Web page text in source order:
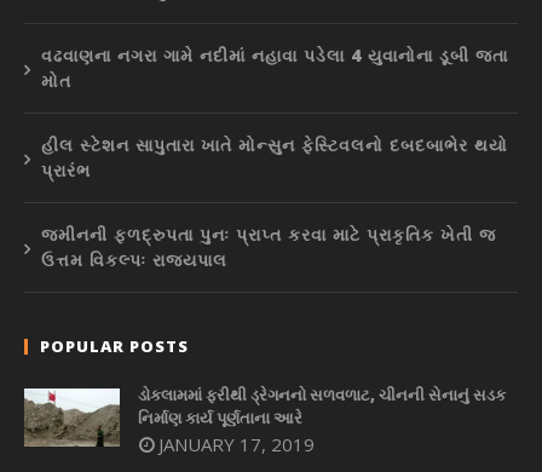
વઢવાણના નગરા ગામે નદીમાં નહાવા પડેલા 4 યુવાનોના ડૂબી જતા
મોત
હીલ સ્ટેશન સાપુતારા ખાતે મોન્સુન ફેસ્ટિવલનો દબદબાભેર થયો
પ્રારંભ
જમીનની ફળદ્રુપતા પુનઃ પ્રાપ્ત કરવા માટે પ્રાકૃતિક ખેતી જ
ઉત્તમ વિકલ્પઃ રાજ્યપાલ
POPULAR POSTS
ડોકલામમાં ફરીથી ડ્રેગનનો સળવળાટ, ચીનની સેનાનું સડક
નિર્માણ કાર્ય પૂર્ણતાના આરે
JANUARY 17, 2019